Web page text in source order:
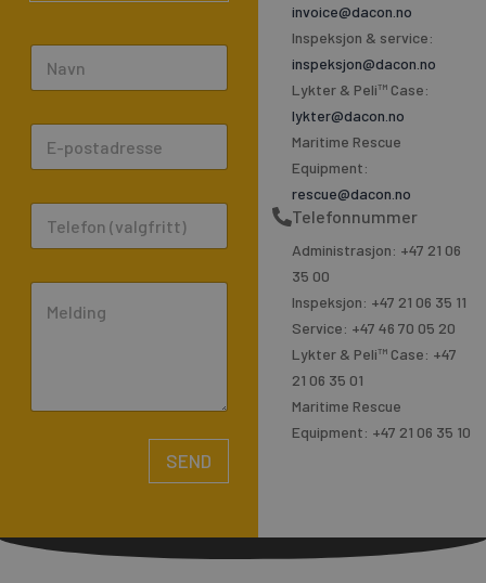
a
*
m
lh
M
SEND
t
invoice@dacon.no
Inspeksjon & service:
inspeksjon@dacon.no
Lykter & Peli™ Case:
lykter@dacon.no
Maritime Rescue
Equipment:
rescue@dacon.no
Telefonnummer
Administrasjon: +47 21 06
35 00
Inspeksjon: +47 21 06 35 11
Service: +47 46 70 05 20
Lykter & Peli™ Case: +47
21 06 35 01
Maritime Rescue
Equipment: +47 21 06 35 10